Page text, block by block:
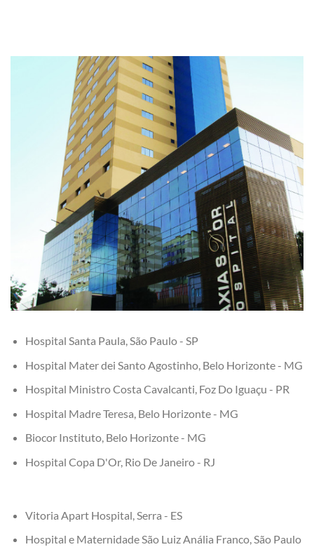
Hospital Santa Paula, São Paulo - SP
Hospital Mater dei Santo Agostinho, Belo Horizonte - MG
Hospital Ministro Costa Cavalcanti, Foz Do Iguaçu - PR
Hospital Madre Teresa, Belo Horizonte - MG
Biocor Instituto, Belo Horizonte - MG
Hospital Copa D'Or, Rio De Janeiro - RJ
Vitoria Apart Hospital, Serra - ES
Hospital e Maternidade São Luiz Anália Franco, São Paulo